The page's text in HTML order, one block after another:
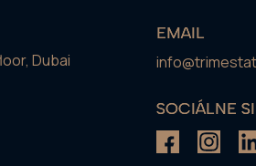
Dubai
EMAIL
SOCIÁLNE